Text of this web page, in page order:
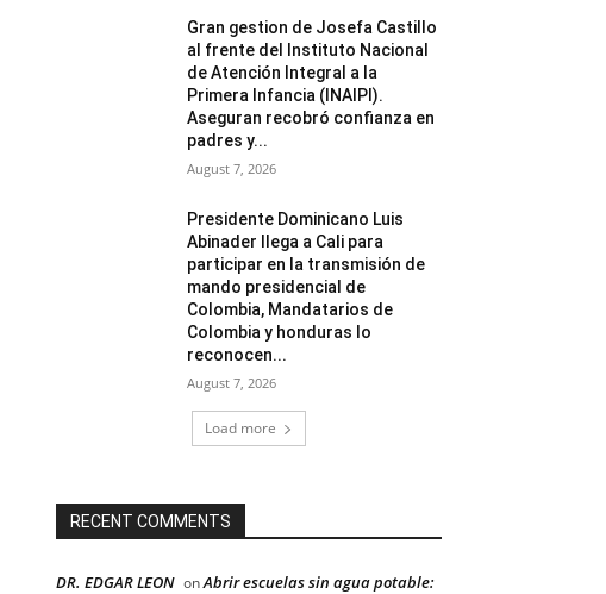
Gran gestion de Josefa Castillo
al frente del Instituto Nacional
de Atención Integral a la
Primera Infancia (INAIPI).
Aseguran recobró confianza en
padres y...
August 7, 2026
Presidente Dominicano Luis
Abinader llega a Cali para
participar en la transmisión de
mando presidencial de
Colombia, Mandatarios de
Colombia y honduras lo
reconocen...
August 7, 2026
Load more
RECENT COMMENTS
DR. EDGAR LEON onAbrir escuelas sin agua potable: